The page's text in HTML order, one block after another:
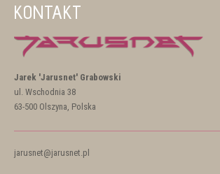
KONTAKT
Jarek 'Jarusnet' Grabowski
ul. Wschodnia 38
63-500 Olszyna, Polska
jarusnet@jarusnet.pl